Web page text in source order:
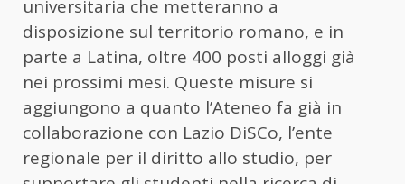
universitaria che metteranno a
disposizione sul territorio romano, e in
parte a Latina, oltre 400 posti alloggi già
nei prossimi mesi. Queste misure si
aggiungono a quanto l’Ateneo fa già in
collaborazione con Lazio DiSCo, l’ente
regionale per il diritto allo studio, per